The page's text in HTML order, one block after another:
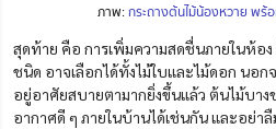
ภาพ:กระถางต้นไม้น้องหวาย พร้
สุดท้าย คือ การเพิ่มความสดชื่นภายในห้อ
ชนิด อาจเลือกได้ทั้งไม้ใบและไม้ดอก นอ
อยู่อาศัยสบายตามากยิ่งขึ้นแล้ว ต้นไม้บา
อากาศดี ๆ ภายในบ้านได้เช่นกัน และอย่าลื